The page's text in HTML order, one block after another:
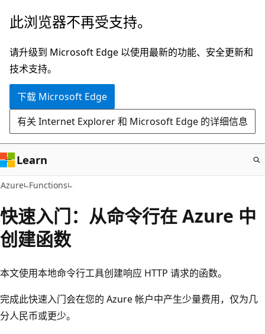
跳
主
要
内
此浏览器不再受支持。
请升级到 Microsoft Edge 以使用最新的功能、安全更新和
技术支持。
下载 Microsoft Edge
有关 Internet Explorer 和 Microsoft Edge 的详细信息
Learn
Azure Functions
快速入门：从命令行在 Azure 中
创建函数
本文使用本地命令行工具创建响应 HTTP 请求的函数。
完成此快速入门会在您的 Azure 帐户中产生少量费用，仅为几
分人民币或更少。